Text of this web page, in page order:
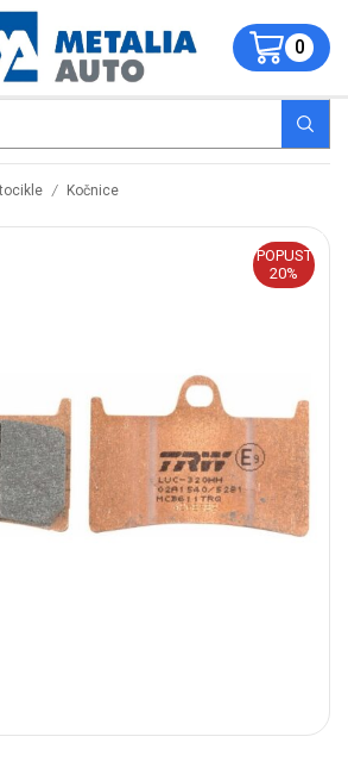
0
/ Kočnice
POPUST
20%